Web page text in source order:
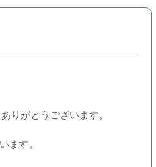
りがとうございます。
ます。